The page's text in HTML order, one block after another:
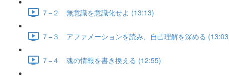
７−２ 無意識を意識化せよ (13:13)
７−３ アファメーションを読み、自己理解を深める
７−４ 魂の情報を書き換える (12:55)